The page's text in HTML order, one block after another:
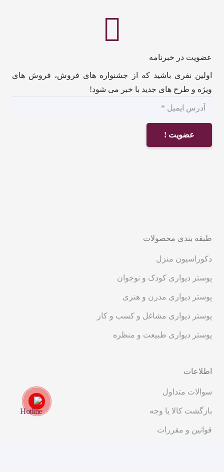
عضویت در خبرنامه
اولین نفری باشید که از جشنواره های فروش، فروش های
ویژه و طرح های جدید با خبر می شود!
عضویت !
طبقه بندی محصولات
دکوراسیون منزل
پوستر دیواری کودک و نوجوان
پوستر دیواری مدرن و هنری
پوستر دیواری مشاغل و کسب و کار
پوستر دیواری طبیعت و منظره
اطلاعات
سوالات متداول
بازگشت کالا یا وجه
قوانین و مقررات